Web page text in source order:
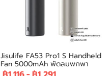
Jisulife FA53 Pro1 S Handheld
Fan 5000mAh พัดลมพกพา